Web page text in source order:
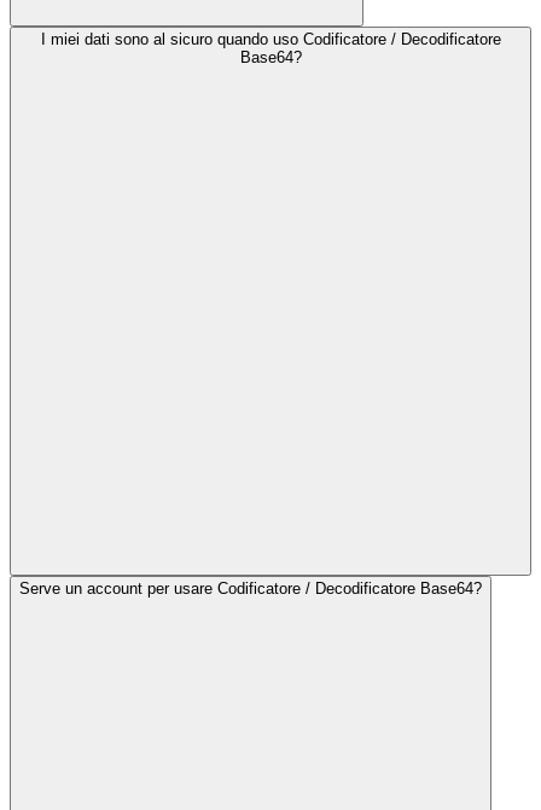
I miei dati sono al sicuro quando uso Codificatore / Decodificatore
Base64?
Serve un account per usare Codificatore / Decodificatore Base64?